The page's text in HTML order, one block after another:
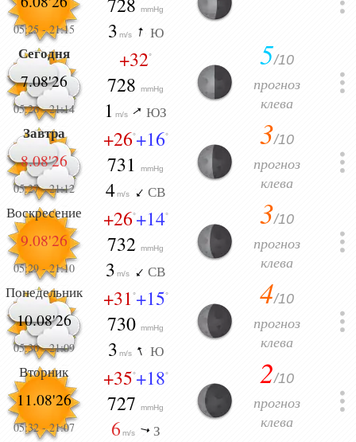
05:25-21:15
mmHg
3 m/s Ю
Сегодня
7.08'26
05:26-21:14
+32°
728mmHg
1 m/s ЮЗ
5/10
прогноз
клева
Завтра
8.08'26
05:27-21:12
+26°+16°
731mmHg
4m/s СВ
3/10
прогноз
клева
Воскресение
9.08'26
05:29-21:10
+26°+14°
732mmHg
3 m/s СВ
3/10
прогноз
клева
Понедельник
10.08'26
05:30-21:09
+31°+15°
730mmHg
3 m/s Ю
4/10
прогноз
клева
Вторник
11.08'26
05:32-21:07
+35°+18°
727mmHg
6 m/s З
2/10
прогноз
клева